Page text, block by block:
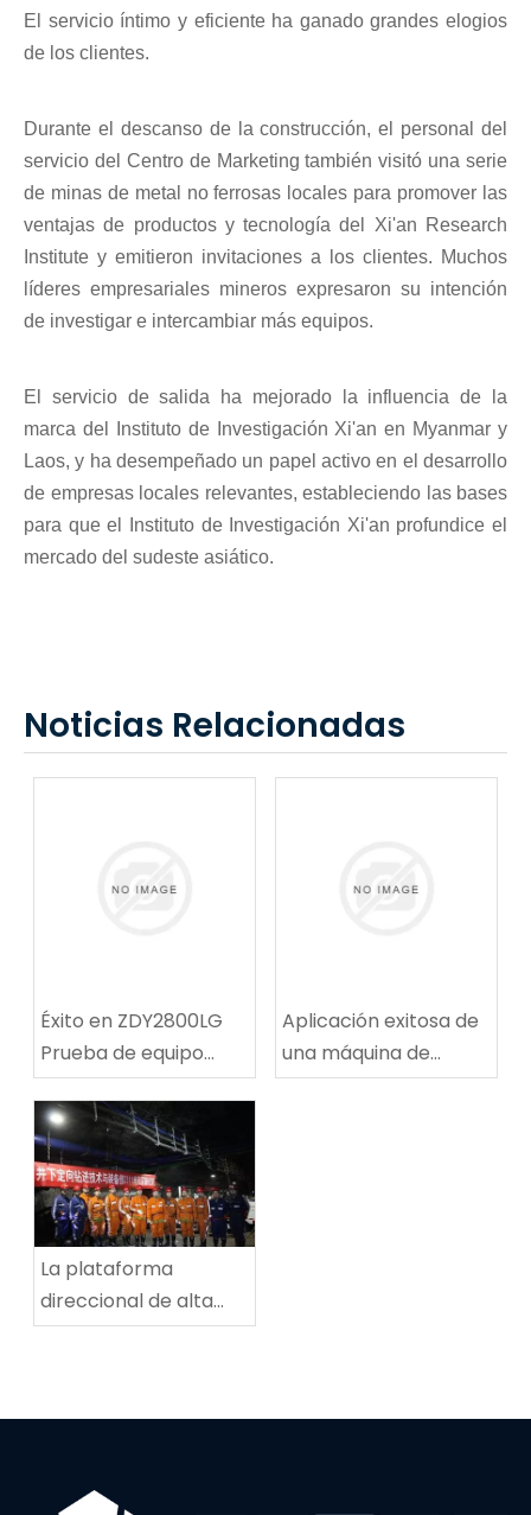
El servicio íntimo y eficiente ha ganado grandes elogios
de los clientes.
Durante el descanso de la construcción, el personal del
servicio del Centro de Marketing también visitó una serie
de minas de metal no ferrosas locales para promover las
ventajas de productos y tecnología del Xi'an Research
Institute y emitieron invitaciones a los clientes. Muchos
líderes empresariales mineros expresaron su intención
de investigar e intercambiar más equipos.
El servicio de salida ha mejorado la influencia de la
marca del Instituto de Investigación Xi'an en Myanmar y
Laos, y ha desempeñado un papel activo en el desarrollo
de empresas locales relevantes, estableciendo las bases
para que el Instituto de Investigación Xi'an profundice el
mercado del sudeste asiático.
Noticias Relacionadas
Éxito en ZDY2800LG
Prueba de equipo
técnico de
perforación espiral de
alta velocidad
Aplicación exitosa de
una máquina de
reparación de rutas
La plataforma
direccional de alta
potencia establece